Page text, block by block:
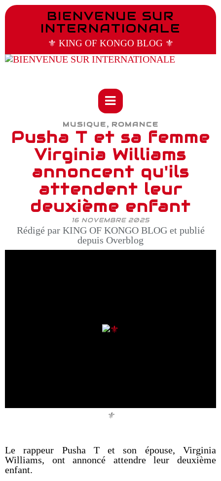
BIENVENUE SUR
INTERNATIONALE
⚜️ KING OF KONGO BLOG ⚜️
MUSIQUE, ROMANCE
Pusha T et sa femme
Virginia Williams
annoncent qu'ils
attendent leur
deuxième enfant
16 NOVEMBRE 2025
Rédigé par KING OF KONGO BLOG et publié
depuis Overblog
⚜️
Le rappeur Pusha T et son épouse, Virginia
Williams, ont annoncé attendre leur deuxième
enfant.